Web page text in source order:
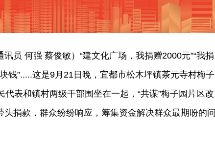
员 何强 蔡俊敏）“建文化广场，我捐赠2000元”“我捐
钱”.....这是9月21日晚，宜都市松木坪镇茶元寺村梅子
代表和镇村两级干部围坐在一起，“共谋”梅子园片区改
捐款，群众纷纷响应，筹集资金解决群众最期盼的问